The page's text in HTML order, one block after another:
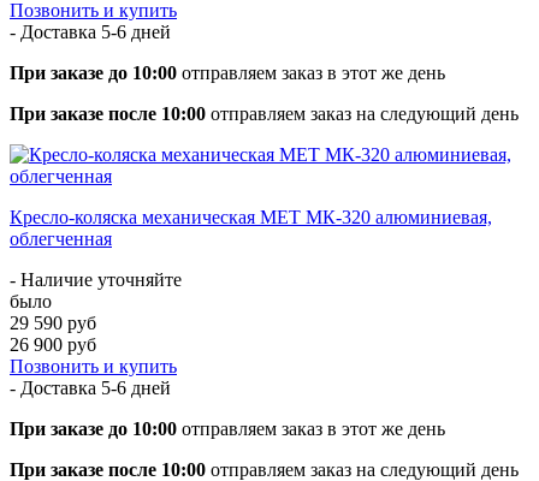
Позвонить и купить
- Доставка 5-6 дней
При заказе до 10:00 отправляем заказ в этот же день
При заказе после 10:00 отправляем заказ на следующий день
Кресло-коляска механическая МЕТ МК-320 алюминиевая,
облегченная
- Наличие уточняйте
было
29 590 руб
26 900 руб
Позвонить и купить
- Доставка 5-6 дней
При заказе до 10:00 отправляем заказ в этот же день
При заказе после 10:00 отправляем заказ на следующий день